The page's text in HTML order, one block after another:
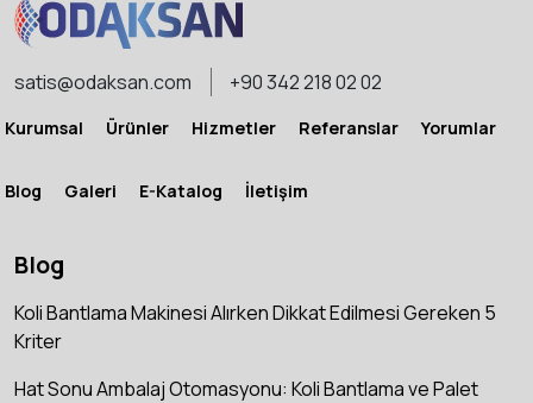
satis@odaksan.com +90 342 218 02 02
Kurumsal Ürünler Hizmetler Referanslar Yorumlar
Blog Galeri E-Katalog İletişim
Blog
Koli Bantlama Makinesi Alırken Dikkat Edilmesi Gereken 5
Kriter
Hat Sonu Ambalaj Otomasyonu: Koli Bantlama ve Palet